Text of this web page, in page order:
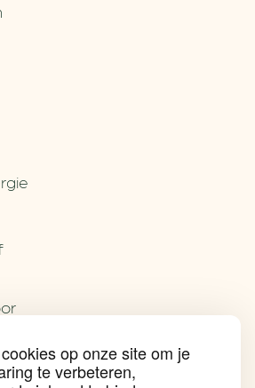
op onze site om je
te verbeteren,
op